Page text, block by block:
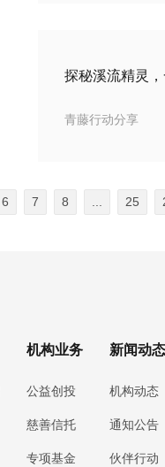
探秘溪流精灵
青藤行动分享
6 7 8 25
机构业务
公益创投
慈善信托
专项基金
新闻动态
机构动态
通知公告
伙伴行动